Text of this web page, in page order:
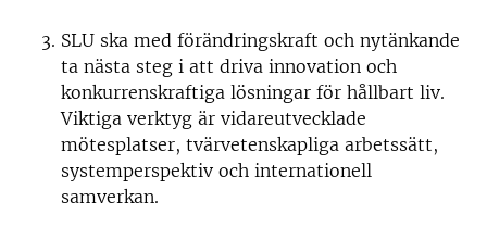
SLU ska med förändringskraft och nytänkande
ta nästa steg i att driva innovation och
konkurrenskraftiga lösningar för hållbart liv.
Viktiga verktyg är vidareutvecklade
mötesplatser, tvärvetenskapliga arbetssätt,
systemperspektiv och internationell
samverkan.